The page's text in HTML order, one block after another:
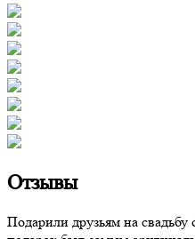
Отзывы
Подарили друзьям на свадьбу